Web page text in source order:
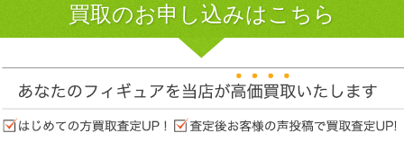
買取のお申し込みはこちら